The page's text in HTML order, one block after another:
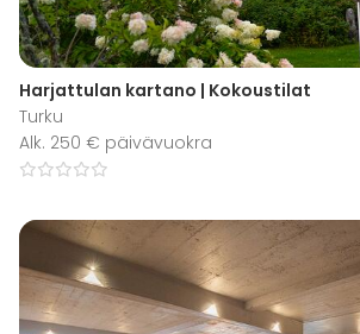
Harjattulan kartano | Kokoustilat
Turku
Alk. 250 € päivävuokra